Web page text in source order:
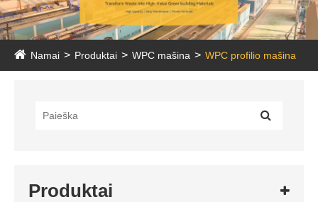
Namai Produktai WPC mašina WPC profilio mašina
Produktai